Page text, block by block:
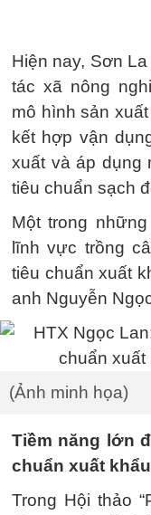
Hiện nay, Sơn
tác xã nông
mô hình sản
kết hợp vận
xuất và áp dụng
tiêu chuẩn sạch
Một trong
lĩnh vực trồng
tiêu chuẩn xuất
anh Nguyễn
(Ảnh minh họa)
Tiềm năng lớn
chuẩn xuất khẩu
Trong Hội thảo